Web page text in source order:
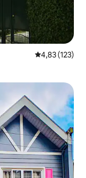
4,83 de uma
4,83 (123)